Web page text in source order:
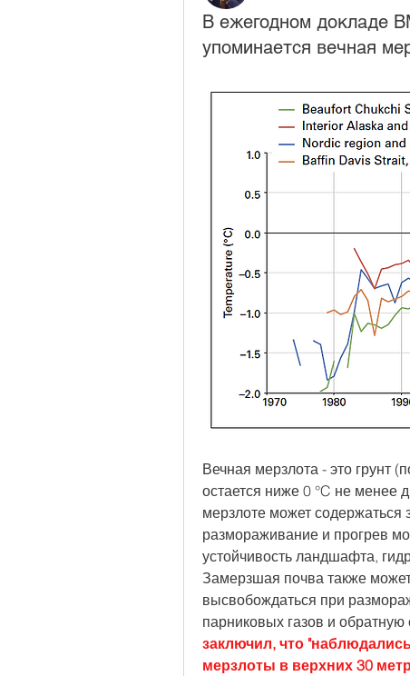
В ежегодном докладе
упоминается вечная
Вечная мерзлота - это грунт
остается ниже 0 °C не менее
мерзлоте может содержаться
размораживание и прогрев
устойчивость ландшафта,
Замерзшая почва также
высвобождаться при
парниковых газов и
заключил, что
мерзлоты в верхних 30